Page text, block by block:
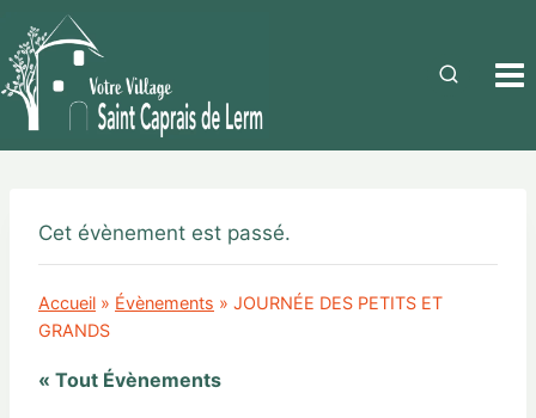
Cet évènement est passé.
Accueil » Évènements » JOURNÉE DES PETITS ET
GRANDS
« Tout Évènements